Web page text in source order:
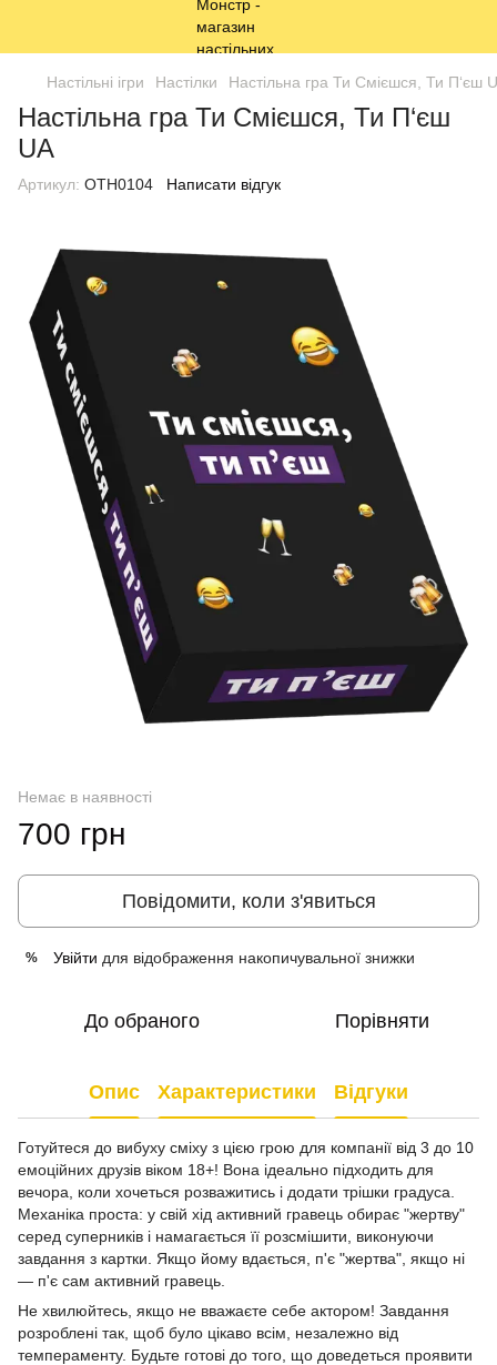
Настільні ігри Настілки Настільна гра Ти Смієшся, Ти П‘єш
Настільна гра Ти Смієшся, Ти П‘єш
UA
Артикул: OTH0104 Написати відгук
Немає в наявності
700 грн
Повідомити, коли з'явиться
% Увійти для відображення накопичувальної знижки
До обраного Порівняти
Опис Характеристики Відгуки
Готуйтеся до вибуху сміху з цією грою для компанії від 3 до 10
емоційних друзів віком 18+! Вона ідеально підходить для
вечора, коли хочеться розважитись і додати трішки градуса.
Механіка проста: у свій хід активний гравець обирає "жертву"
серед суперників і намагається її розсмішити, виконуючи
завдання з картки. Якщо йому вдається, п'є "жертва", якщо ні
— п'є сам активний гравець.
Не хвилюйтесь, якщо не вважаєте себе актором! Завдання
розроблені так, щоб було цікаво всім, незалежно від
темпераменту. Будьте готові до того, що доведеться проявити